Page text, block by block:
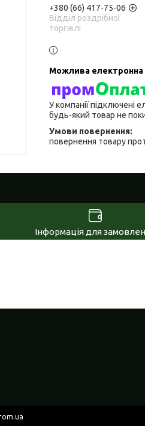
+380 (66) 417-75-06
Відділ роздрібної
торгівлі
У компанії підключені
будь-який товар не
повернення товару
Інформація для